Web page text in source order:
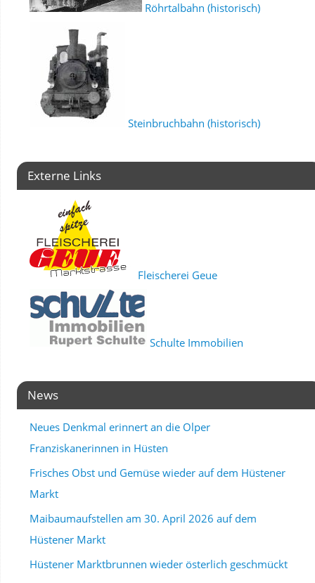
Röhrtalbahn (historisch)
Steinbruchbahn (historisch)
Externe Links
Fleischerei Geue
Schulte Immobilien
News
Neues Denkmal erinnert an die Olper
Franziskanerinnen in Hüsten
Frisches Obst und Gemüse wieder auf dem Hüstener
Markt
Maibaumaufstellen am 30. April 2026 auf dem
Hüstener Markt
Hüstener Marktbrunnen wieder österlich geschmückt